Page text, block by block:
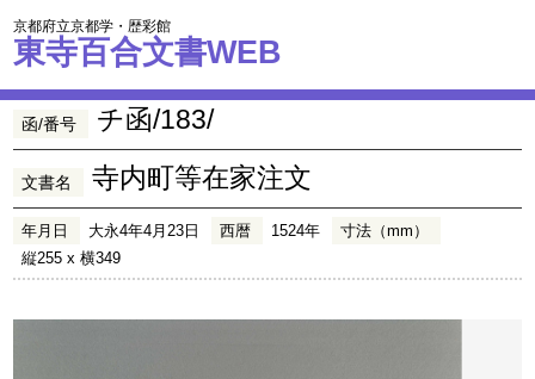
京都府立京都学・歴彩館
東寺百合文書WEB
函/番号 チ函/183/
文書名 寺内町等在家注文
年月日 大永4年4月23日 西暦 1524年
寸法（mm）
縦255 x 横349